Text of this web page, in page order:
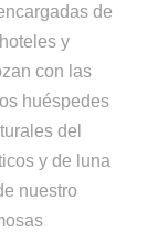
de
y
con las
huéspedes
del
y de luna
nuestro